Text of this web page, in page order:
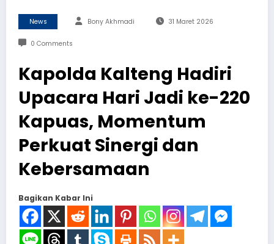
News Bony Akhmadi 31 Maret 2026
0 Comments
Kapolda Kalteng Hadiri
Upacara Hari Jadi ke-220
Kapuas, Momentum
Perkuat Sinergi dan
Kebersamaan
Bagikan Kabar Ini